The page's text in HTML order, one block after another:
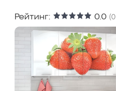
Рейтинг: 0.0 (0